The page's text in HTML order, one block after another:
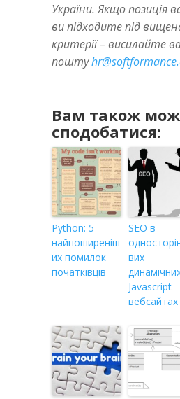
України. Якщо позиція
ви підходите під
критерії – висилайте
пошту
Вам також
сподобатися:
Python: 5
найпоширеніш
их помилок
початківців
SEO в
вих
Javascript
вебсайтах